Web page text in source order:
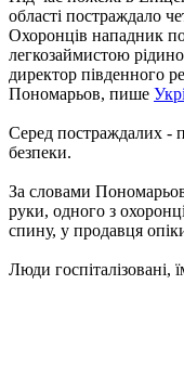
області постраждало
Охоронців нападник
легкозаймистою
директор південного
Пономарьов, пише
Серед постраждалих -
безпеки.
За словами
руки, одного з
спину, у продавця
Люди госпіталізовані,